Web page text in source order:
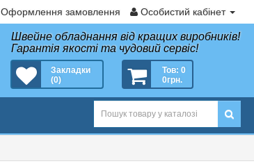
Оформлення замовлення Особистий кабінет
Швейне обладнання від кращих виробників!
Гарантія якості та чудовий сервіс!
Закладки
(0)
Тов: 0
0грн.